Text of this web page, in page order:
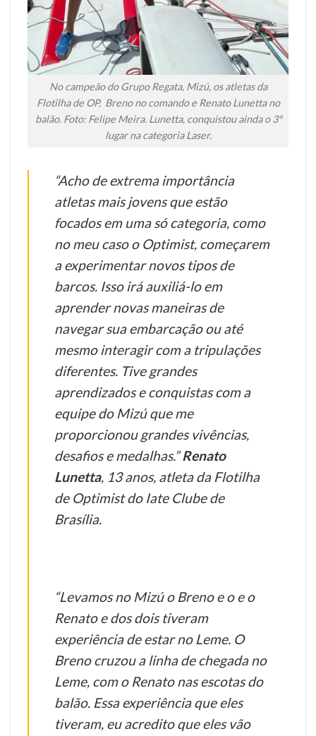
No campeão do Grupo Regata, Mizú, os atletas da
Flotilha de OP, Breno no comando e Renato Lunetta no
balão. Foto: Felipe Meira. Lunetta, conquistou ainda o 3º
lugar na categoria Laser.
“Acho de extrema importância
atletas mais jovens que estão
focados em uma só categoria, como
no meu caso o Optimist, começarem
a experimentar novos tipos de
barcos. Isso irá auxiliá-lo em
aprender novas maneiras de
navegar sua embarcação ou até
mesmo interagir com a tripulações
diferentes. Tive grandes
aprendizados e conquistas com a
equipe do Mizú que me
proporcionou grandes vivências,
desafios e medalhas.”Renato
Lunetta, 13 anos, atleta da Flotilha
de Optimist do Iate Clube de
Brasília.
“Levamos no Mizú o Breno e o e o
Renato e dos dois tiveram
experiência de estar no Leme. O
Breno cruzou a linha de chegada no
Leme, com o Renato nas escotas do
balão. Essa experiência que eles
tiveram, eu acredito que eles vão